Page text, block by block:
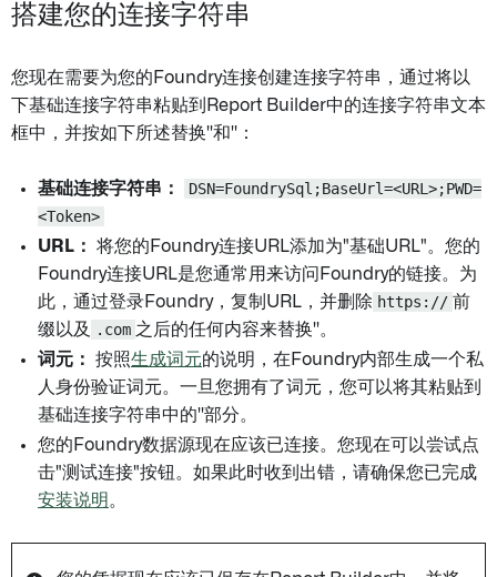
搭建您的连接字符串
您现在需要为您的Foundry连接创建连接字符串，通过将以
下基础连接字符串粘贴到Report Builder中的连接字符串文本
框中，并按如下所述替换''和''：
基础连接字符串：
DSN=FoundrySql;BaseUrl=<URL>;PWD=
<Token>
URL：
将您的Foundry连接URL添加为"基础URL"。您的
Foundry连接URL是您通常用来访问Foundry的链接。为
此，通过登录Foundry，复制URL，并删除 https:// 前
缀以及
.com 之后的任何内容来替换''。
词元：
按照生成词元的说明，在Foundry内部生成一个私
人身份验证词元。一旦您拥有了词元，您可以将其粘贴到
基础连接字符串中的''部分。
您的Foundry数据源现在应该已连接。您现在可以尝试点
击"测试连接"按钮。如果此时收到出错，请确保您已完成
安装说明 。